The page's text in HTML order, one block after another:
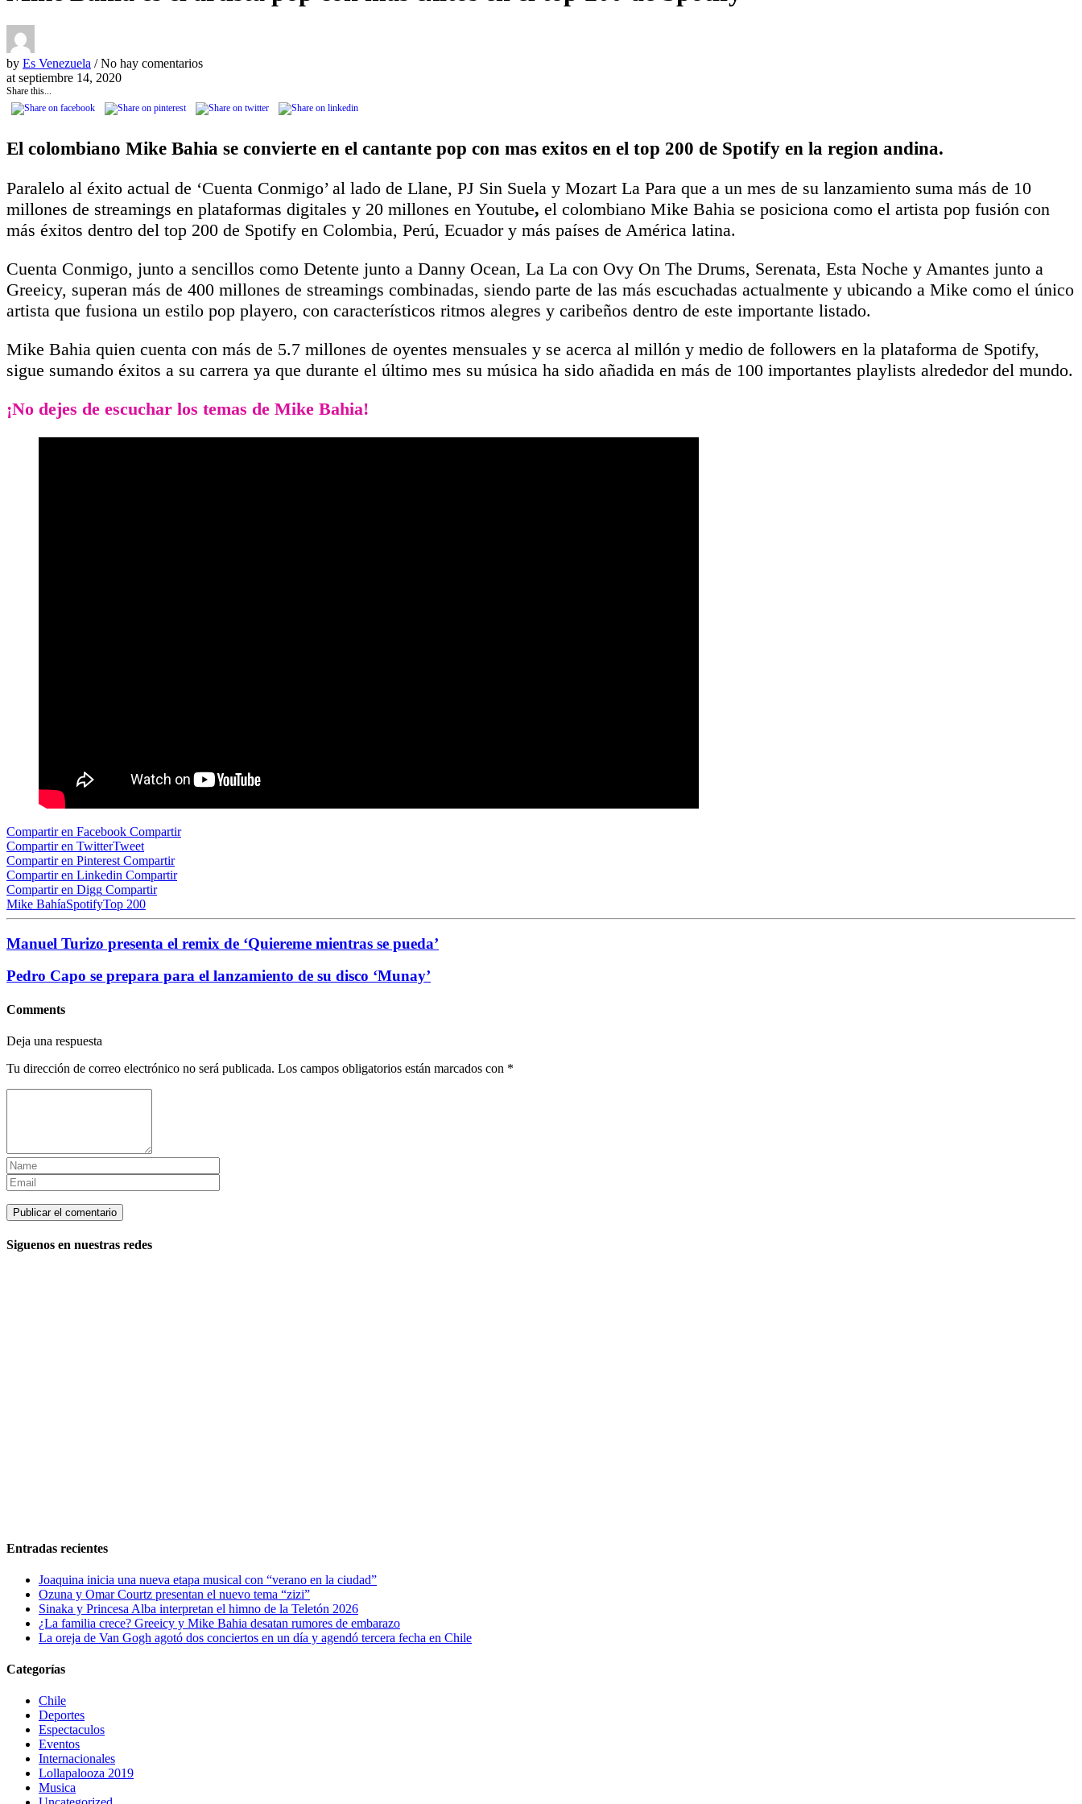
by Es Venezuela / No hay comentarios
at septiembre 14, 2020
Share this...
El colombiano Mike Bahia se convierte en el cantante pop con mas exitos en el top 200 de Spotify en la region andina.
Paralelo al éxito actual de ‘Cuenta Conmigo’ al lado de Llane, PJ Sin Suela y Mozart La Para que a un mes de su lanzamiento suma más de 10
millones de streamings en plataformas digitales y 20 millones en Youtube, el colombiano Mike Bahia se posiciona como el artista pop fusión con
más éxitos dentro del top 200 de Spotify en Colombia, Perú, Ecuador y más países de América latina.
Cuenta Conmigo, junto a sencillos como Detente junto a Danny Ocean, La La con Ovy On The Drums, Serenata, Esta Noche y Amantes junto a
Greeicy, superan más de 400 millones de streamings combinadas, siendo parte de las más escuchadas actualmente y ubicando a Mike como el único
artista que fusiona un estilo pop playero, con característicos ritmos alegres y caribeños dentro de este importante listado.
Mike Bahia quien cuenta con más de 5.7 millones de oyentes mensuales y se acerca al millón y medio de followers en la plataforma de Spotify,
sigue sumando éxitos a su carrera ya que durante el último mes su música ha sido añadida en más de 100 importantes playlists alrededor del mundo.
¡No dejes de escuchar los temas de Mike Bahia!
Compartir en Facebook Compartir
Compartir en TwitterTweet
Compartir en Pinterest Compartir
Compartir en Linkedin Compartir
Compartir en Digg Compartir
Mike BahíaSpotifyTop 200
Manuel Turizo presenta el remix de ‘Quiereme mientras se pueda’
Pedro Capo se prepara para el lanzamiento de su disco ‘Munay’
Comments
Deja una respuesta
Tu dirección de correo electrónico no será publicada. Los campos obligatorios están marcados con *
Siguenos en nuestras redes
Entradas recientes
Joaquina inicia una nueva etapa musical con “verano en la ciudad”
Ozuna y Omar Courtz presentan el nuevo tema “zizi”
Sinaka y Princesa Alba interpretan el himno de la Teletón 2026
¿La familia crece? Greeicy y Mike Bahia desatan rumores de embarazo
La oreja de Van Gogh agotó dos conciertos en un día y agendó tercera fecha en Chile
Categorías
Chile
Deportes
Espectaculos
Eventos
Internacionales
Lollapalooza 2019
Musica